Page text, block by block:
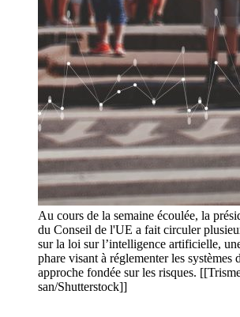
Au cours de la semaine écoulée, la
du Conseil de l'UE a fait circuler
sur la loi sur l’intelligence artificielle,
phare visant à réglementer les systèmes
approche fondée sur les risques.
san/Shutterstock]]